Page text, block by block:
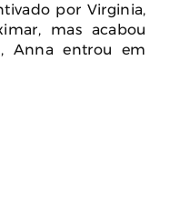
por Virginia,
mas acabou
Anna entrou em